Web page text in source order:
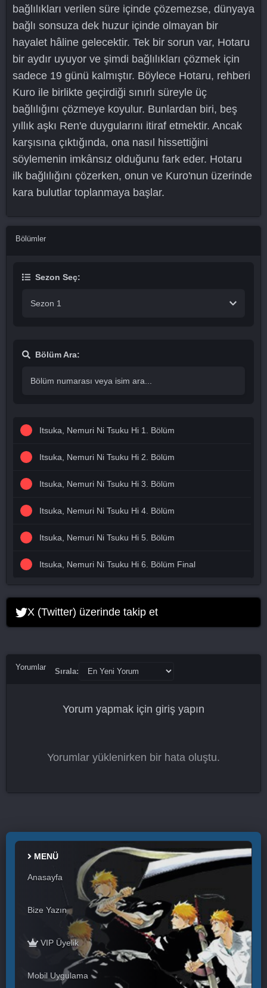
bağlılıkları verilen süre içinde çözemezse, dünyaya
bağlı sonsuza dek huzur içinde olmayan bir
hayalet hâline gelecektir. Tek bir sorun var, Hotaru
bir aydır uyuyor ve şimdi bağlılıkları çözmek için
sadece 19 günü kalmıştır. Böylece Hotaru, rehberi
Kuro ile birlikte geçirdiği sınırlı süreyle üç
bağlılığını çözmeye koyulur. Bunlardan biri, beş
yıllık aşkı Ren'e duygularını itiraf etmektir. Ancak
karşısına çıktığında, ona nasıl hissettiğini
söylemenin imkânsız olduğunu fark eder. Hotaru
ilk bağlılığını çözerken, onun ve Kuro'nun üzerinde
kara bulutlar toplanmaya başlar.
Bölümler
Sezon Seç:
Sezon 1
Bölüm Ara:
Itsuka, Nemuri Ni Tsuku Hi 1. Bölüm
Itsuka, Nemuri Ni Tsuku Hi 2. Bölüm
Itsuka, Nemuri Ni Tsuku Hi 3. Bölüm
Itsuka, Nemuri Ni Tsuku Hi 4. Bölüm
Itsuka, Nemuri Ni Tsuku Hi 5. Bölüm
Itsuka, Nemuri Ni Tsuku Hi 6. Bölüm Final
X (Twitter) üzerinde takip et
Yorumlar Sırala:
Yorum yapmak için giriş yapın
Yorumlar yüklenirken bir hata oluştu.
MENÜ
Anasayfa
Bize Yazın
VIP Üyelik
Mobil Uygulama